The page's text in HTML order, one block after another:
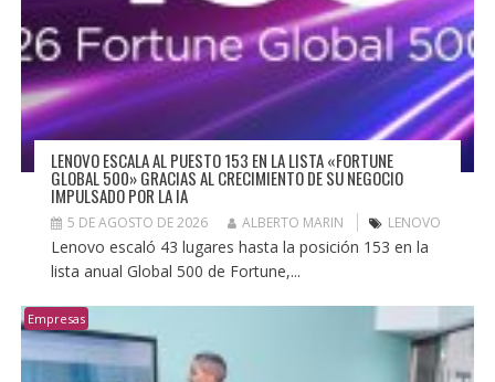
LENOVO ESCALA AL PUESTO 153 EN LA LISTA «FORTUNE
GLOBAL 500» GRACIAS AL CRECIMIENTO DE SU NEGOCIO
IMPULSADO POR LA IA
5 DE AGOSTO DE 2026 ALBERTO MARIN LENOVO
Lenovo escaló 43 lugares hasta la posición 153 en la
lista anual Global 500 de Fortune,...
Empresas